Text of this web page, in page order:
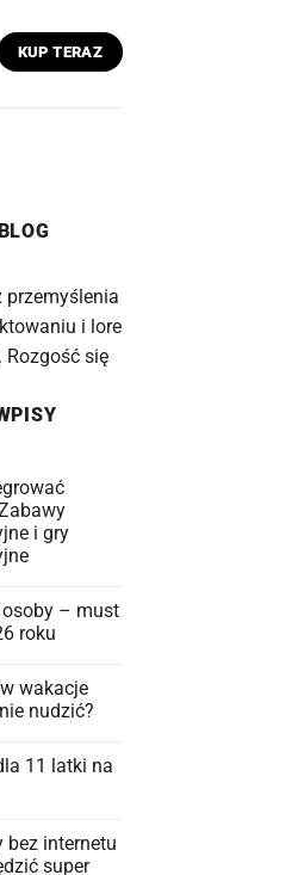
KUP TERAZ
przemyślenia
i lore
się
i gry
osoby – must
roku
wakacje
nudzić?
11 latki na
bez internetu
super